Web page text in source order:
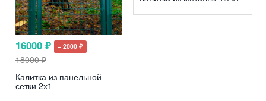
16000 ₽ − 2000 ₽
18000 ₽
Калитка из панельной
сетки 2х1